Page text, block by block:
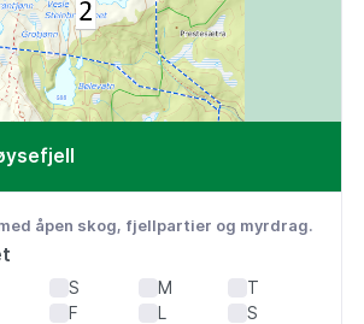
åpen skog, fjellpartier og myrdrag.
S M
T
F L S